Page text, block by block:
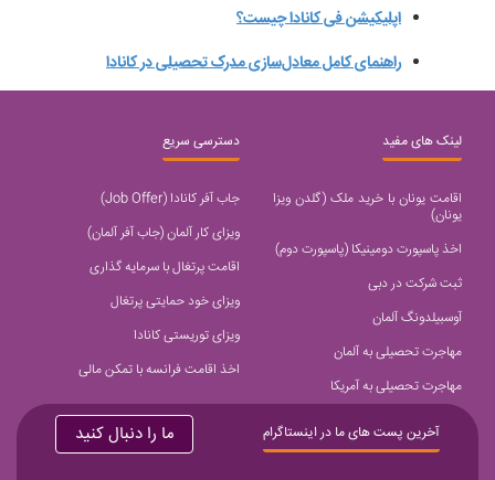
اپلیکیشن فی کانادا چیست؟
راهنمای کامل معادل‌سازی مدرک تحصیلی در کانادا
لینک های مفید
اقامت یونان با خرید ملک (گلدن ویزا
یونان)
اخذ پاسپورت دومینیکا (پاسپورت دوم)
ثبت شرکت در دبی
آوسبیلدونگ آلمان
مهاجرت تحصیلی به آلمان
مهاجرت تحصیلی به آمریکا
دسترسی سریع
جاب آفر کانادا (Job Offer)
ویزای کار آلمان (جاب آفر آلمان)
اقامت پرتغال با سرمایه گذاری
ویزای خود حمایتی پرتغال
ویزای توریستی کانادا
اخذ اقامت فرانسه با تمکن مالی
آخرین پست های ما در اینستاگرام ما را دنبال کنید